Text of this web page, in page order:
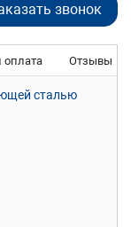
звонок
оплата Отзывы
сталью